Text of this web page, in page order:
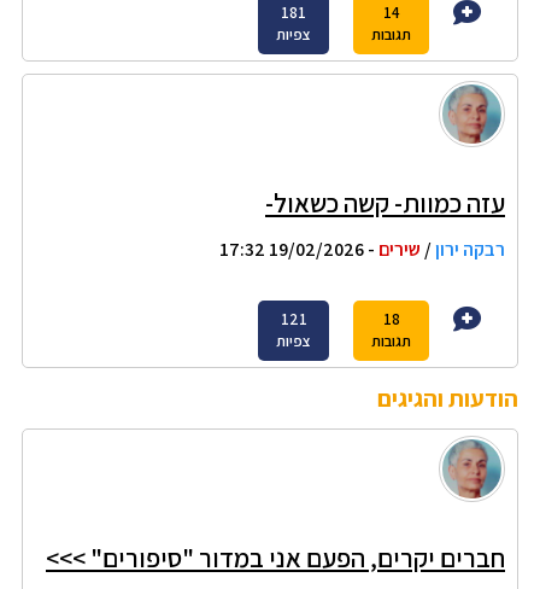
14
תגובות
181
צפיות
עזה כמוות- קשה כשאול-
רבקה ירון/ שירים - 19/02/2026 17:32
18
תגובות
121
צפיות
הודעות והגיגים
חברים יקרים, הפעם אני במדור "סיפורים" >>>